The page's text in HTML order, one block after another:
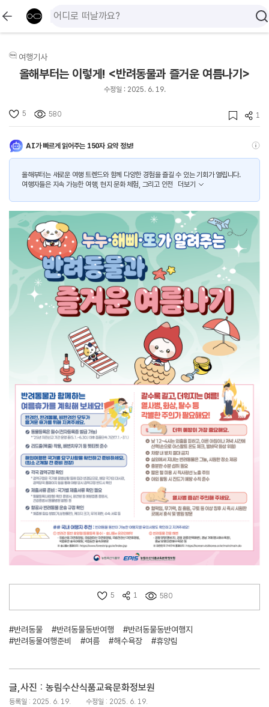
여행기사
올해부터는 이렇게! <반려동물과 즐거운 여름나기>
수정일 : 2025. 6. 19.
5 580 1
AI가 빠르게 읽어주는 150자 요약 정보!
올해부터는 새로운 여행 트렌드와 함께 다양한 경험을 즐길 수 있는 기회가 열립니다.
여행자들은 지속 가능한 여행, 현지 문화 체험, 그리고 안전
더보기
5 1 580
#반려동물 #반려동물동반여행
#반려동물동반여행지
#반려동물여행준비
#여름 #해수욕장 #휴양림
글,사진 : 농림수산식품교육문화정보원
등록일 : 2025. 6. 19. 수정일 : 2025. 6. 19.